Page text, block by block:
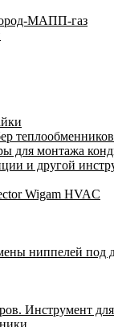
МАПП-газ
теплообменников
для монтажа
и другой
Wigam HVAC
ниппелей под
Инструмент